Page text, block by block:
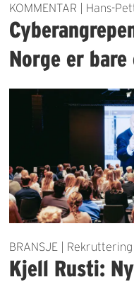
KOMMENTAR | Hans-
Norge er
BRANSJE | Rekruttering
Kjell Rusti: